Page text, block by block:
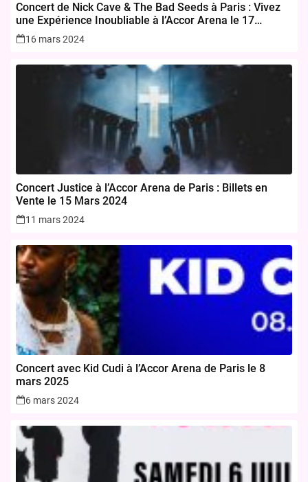
Concert de Nick Cave & The Bad Seeds à Paris : Vivez
une Expérience Inoubliable à l’Accor Arena le 17
novembre 2024
16 mars 2024
Concert Justice à l’Accor Arena de Paris : Billets en
Vente le 15 Mars 2024
11 mars 2024
Concert avec Kid Cudi à l’Accor Arena de Paris le 8
mars 2025
6 mars 2024